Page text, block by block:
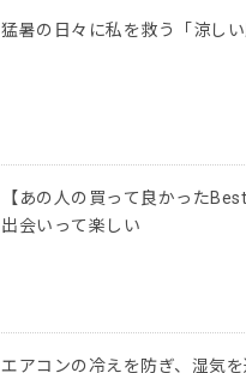
猛暑の日々に私を救う「涼しい
【あの人の買って良かった
出会いって楽しい
エアコンの冷えを防ぎ、湿気